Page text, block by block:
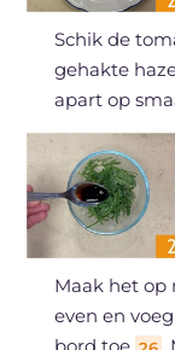
Schik de
gehakte
apart op
Maak het op
even en